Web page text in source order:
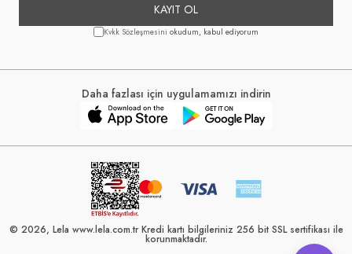
KAYIT OL
Kvkk Sözleşmesini okudum, kabul ediyorum
Daha fazlası için uygulamamızı indirin
© 2026, Lela www.lela.com.tr Kredi kartı bilgileriniz 256 bit SSL sertifikası ile
korunmaktadır.